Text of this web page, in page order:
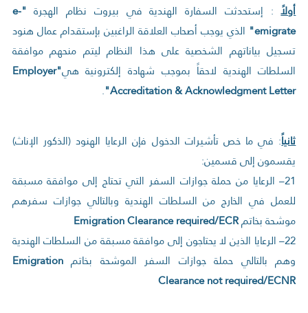
أولاً : إستحدثت السفارة الهندية في بيروت نظام الهجرة "
e-
emigrate
" الذي يوجب أصحاب العلاقة الراغبين بإستقدام عمال هنود
تسجيل بياناتهم الشخصية على هذا النظام ليتم منحهم موافقة
السلطات الهندية لاحقاً بموجب شهادة إلكترونية هي "Employer
Accreditation & Acknowledgment Letter"
.
ثانياً: في ما خص تأشيرات الدخول فإن الرعايا الهنود (الذكور الإناث)
يقسمون إلى قسمين:
21– الرعايا من حملة جوازات السفر التي تحتاج إلى موافقة مسبقة
للعمل في الخارج من السلطات الهندية وبالتالي جوازات سفرهم
موشحة بخاتمEmigration Clearance required/ECR
22– الرعايا الذين لا يحتاجون إلى موافقة مسبقة من السلطات الهندية
وهم بالتالي حملة جوازات السفر الموشحة بخاتمEmigration
Clearance not required/ECNR